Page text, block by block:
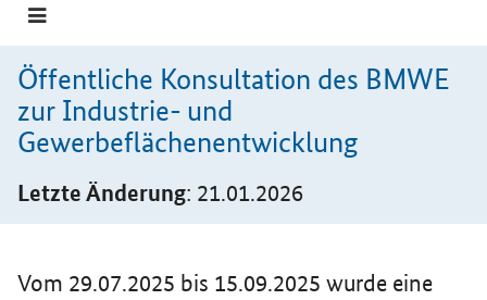
Öffentliche Konsultation des BMWE
zur Industrie- und
Gewerbeflächenentwicklung
Letzte Änderung: 21.01.2026
Einleitung
Vom 29.07.2025 bis 15.09.2025 wurde eine